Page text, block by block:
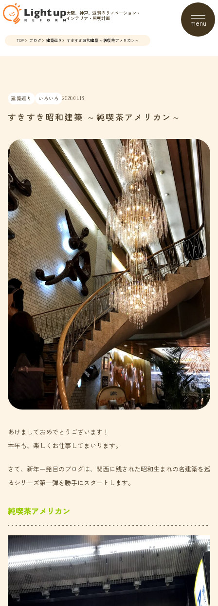
大阪、神戸、滋賀のリノベーション・
インテリア・照明計画
menu
TOP ブログ 建築巡り すきすき昭和建築 ～純喫茶アメリカン～
建築巡り いろいろ 2020.01.13
すきすき昭和建築 ～純喫茶アメリカン～
あけましておめでとうございます！
本年も、楽しくお仕事してまいります。
さて、新年一発目のブログは、関西に残された昭和生まれの名建築を巡
るシリーズ第一弾を勝手にスタートします。
純喫茶アメリカン